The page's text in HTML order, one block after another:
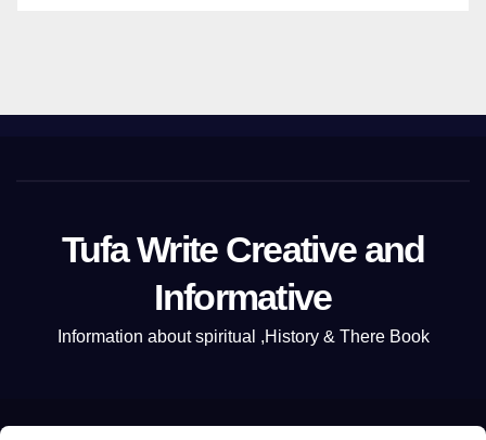
Tufa Write Creative and
Informative
Information about spiritual ,History & There Book